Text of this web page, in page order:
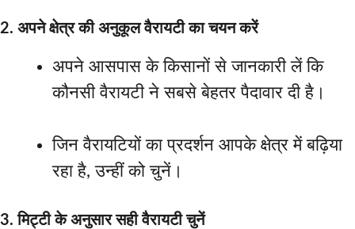
2. अपने क्षेत्र की अनुकूल वैरायटी का चयन करें
अपने आसपास के किसानों से जानकारी लें कि
कौनसी वैरायटी ने सबसे बेहतर पैदावार दी है।
जिन वैरायटियों का प्रदर्शन आपके क्षेत्र में बढ़िया
रहा है, उन्हीं को चुनें।
3. मिट्टी के अनुसार सही वैरायटी चुनें